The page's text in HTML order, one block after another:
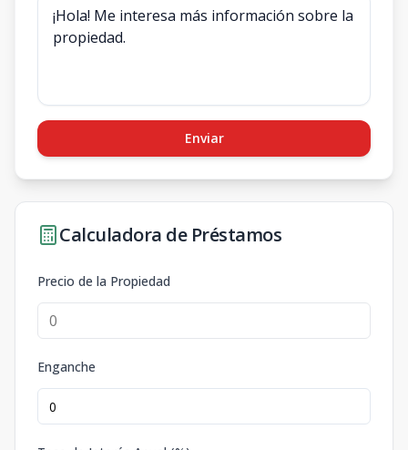
Enviar
Calculadora de Préstamos
Precio de la Propiedad
Enganche